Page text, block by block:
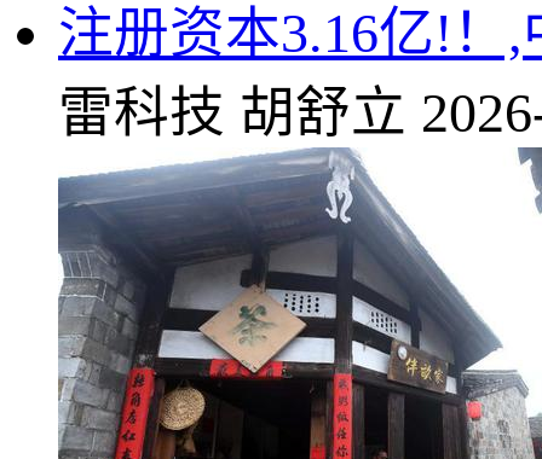
注册资本3.16亿!！
雷科技 胡舒立